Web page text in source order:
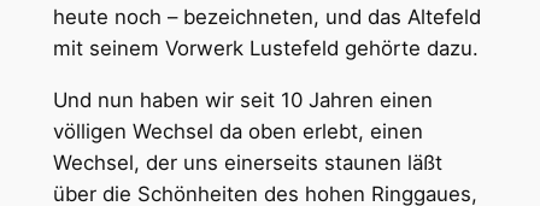
heute noch – bezeichneten, und das Altefeld
mit seinem Vorwerk Lustefeld gehörte dazu.
Und nun haben wir seit 10 Jahren einen
völligen Wechsel da oben erlebt, einen
Wechsel, der uns einerseits staunen läßt
über die Schönheiten des hohen Ringgaues,